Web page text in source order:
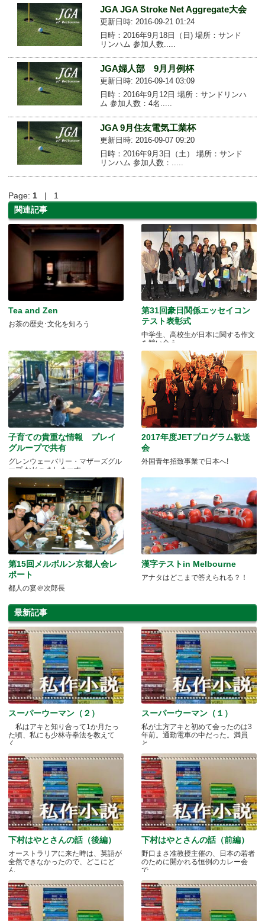
JGA JGA Stroke Net Aggregate大会
更新日時: 2016-09-21 01:24
日時：2016年9月18日（日) 場所：サンド
リンハム 参加人数.....
JGA婦人部 9月月例杯
更新日時: 2016-09-14 03:09
日時：2016年9月12日 場所：サンドリンハ
ム 参加人数：4名.....
JGA 9月住友電気工業杯
更新日時: 2016-09-07 09:20
日時：2016年9月3日（土） 場所：サンド
リンハム 参加人数：.....
Page: 1 | 1
関連記事
Tea and Zen
お茶の歴史･文化を知ろう
第31回豪日関係エッセイコン
テスト表彰式
中学生、高校生が日本に関する作文
を競い合う
子育ての貴重な情報 プレイ
グループで共有
グレンウェーバリー・マザーズグル
ープ おじゃましまーす
2017年度JETプログラム歓送
会
外国青年招致事業で日本へ!
第15回メルボルン京都人会レ
ポート
都人の宴＠次郎長
漢字テストin Melbourne
アナタはどこまで答えられる？！
最新記事
スーパーウーマン（２）
私はアキと知り合って1か月たっ
た頃、私にも少林寺拳法を教えて
く.....
スーパーウーマン（１）
私が土方アキと初めて会ったのは3
年前。通勤電車の中だった。満員
と.....
下村はやとさんの話（後編）
オーストラリアに来た時は、英語が
全然できなかったので、どこにど
ん.....
下村はやとさんの話（前編）
野口まさ准教授主催の、日本の若者
のために開かれる恒例のカレー会
で.....